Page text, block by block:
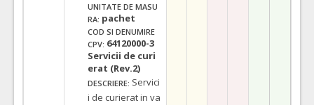
UNITATE DE MASU
RA: pachet
COD SI DENUMIRE
CPV: 64120000-3
Servicii de curi
erat (Rev.2)
DESCRIERE: Servici
i de curierat in va